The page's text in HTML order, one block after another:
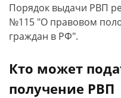
Порядок выдачи РВП
№115 "О правовом
граждан в РФ".
Кто может
получение РВП